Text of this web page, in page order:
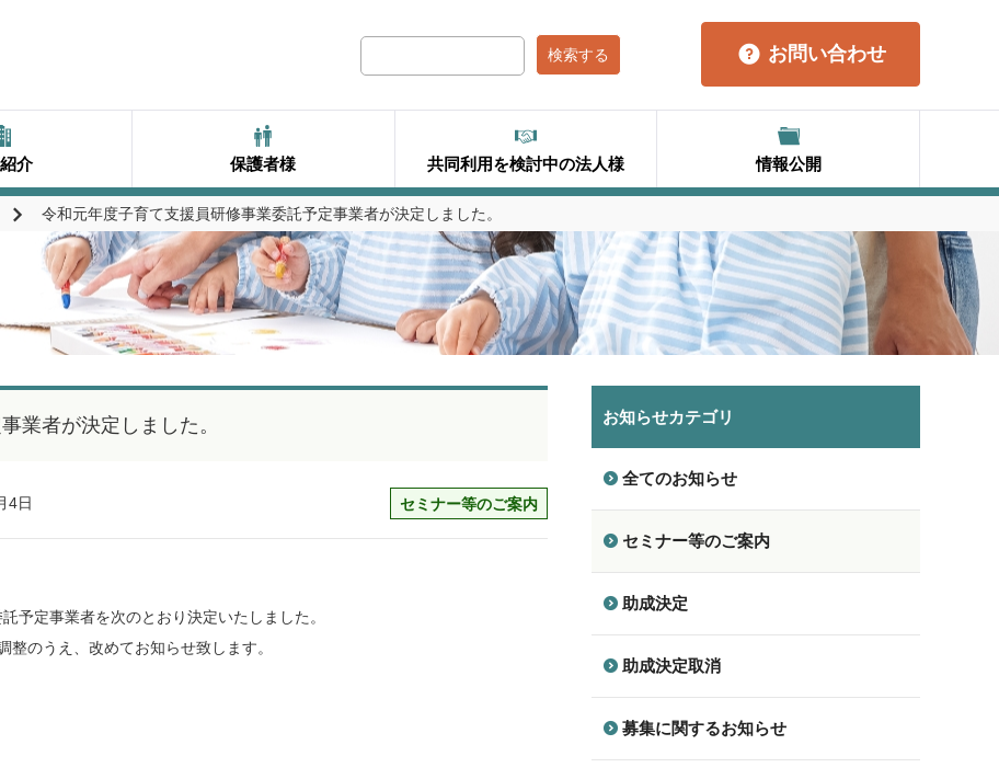
お問い合わせ
介 保護者様 共同利用を検討中の法人様 情報公開
令和元年度子育て支援員研修事業委託予定事業者が決定しました。
業者が決定しました。
4日 セミナー等のご案内
予定事業者を次のとおり決定いたしました。
のうえ、改めてお知らせ致します。
お知らせカテゴリ
全てのお知らせ
セミナー等のご案内
助成決定
助成決定取消
募集に関するお知らせ